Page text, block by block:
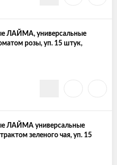
ЛАЙМА, универсальные
розы, уп. 15 штук,
ЛАЙМА универсальные
зеленого чая, уп. 15